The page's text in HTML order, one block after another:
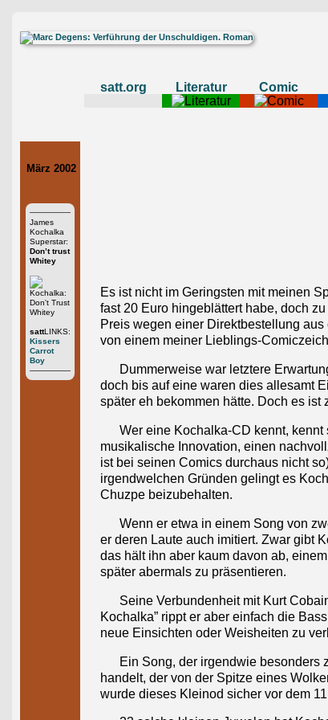
satt.org Literatur Comic
März 2002
James
Kochalka
Superstar:
Don’t trust
Whitey
sattLINKS:
Kissers
Carrot
Boy
Es ist nicht im Geringsten mit meinen
fast 20 Euro hingeblättert habe, doch
Preis wegen einer Direktbestellung
von einem meiner Lieblings-
Dummerweise war letztere
doch bis auf eine waren dies allesamt
später eh bekommen hätte. Doch es
Wer eine Kochalka-CD kennt,
musikalische Innovation, einen
ist bei seinen Comics durchaus nicht
irgendwelchen Gründen gelingt es
Chuzpe beizubehalten.
Wenn er etwa in einem Song von
er deren Laute auch imitiert. Zwar gibt
das hält ihn aber kaum davon ab,
später abermals zu präsentieren.
Seine Verbundenheit mit Kurt
Kochalka” rippt er aber einfach die
neue Einsichten oder Weisheiten zu
Ein Song, der irgendwie besonders
handelt, der von der Spitze eines
wurde dieses Kleinod sicher vor dem